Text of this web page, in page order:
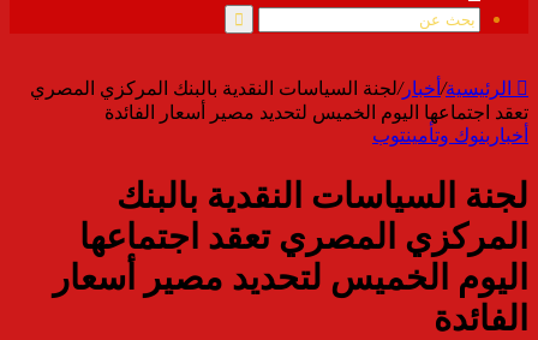
الموقع
RSS
بحث
الرئيسية/ أخبار/لجنة السياسات النقدية بالبنك المركزي المصري
تعقد اجتماعها اليوم الخميس لتحديد مصير أسعار الفائدة
أخبار بنوك وتأمينتوب
لجنة السياسات النقدية بالبنك
المركزي المصري تعقد اجتماعها
اليوم الخميس لتحديد مصير أسعار
الفائدة